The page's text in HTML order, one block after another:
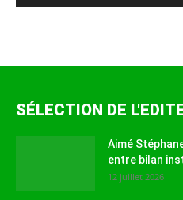
SÉLECTION DE
Aimé
entre bilan
12 juillet 2026